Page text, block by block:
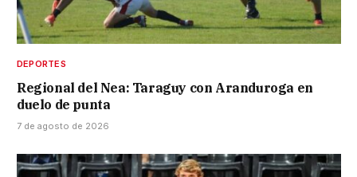
DEPORTES
Regional del Nea: Taraguy con Aranduroga en
duelo de punta
7 de agosto de 2026